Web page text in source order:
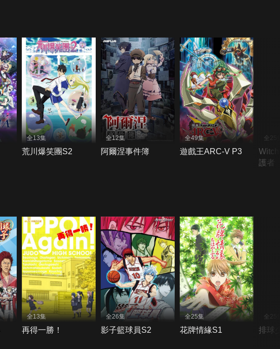
全13集
荒川爆笑團S2
全12集
阿爾涅事件簿
全49集
遊戲王ARC-V P3
全25
護者
全13集
再得一勝！
全26集
影子籃球員S2
全25集
花牌情緣S1
全25
排球